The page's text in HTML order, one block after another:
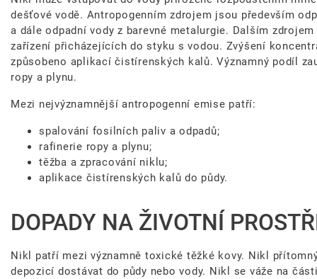
dešťové vodě. Antropogenním zdrojem jsou především
a dále odpadní vody z barevné metalurgie. Dalším
zařízení přicházejících do styku s vodou. Zvýšení
způsobeno aplikací čistírenských kalů. Významný podíl
ropy a plynu.
Mezi nejvýznamnější antropogenní emise patří:
spalování fosilních paliv a odpadů;
rafinerie ropy a plynu;
těžba a zpracování niklu;
aplikace čistírenských kalů do půdy.
DOPADY NA ŽIVOTNÍ
Nikl patří mezi významně toxické těžké kovy. Nikl
depozicí dostávat do půdy nebo vody. Nikl se váže na